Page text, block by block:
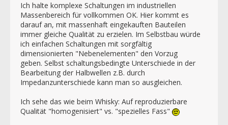
Ich halte komplexe Schaltungen im industriellen
Massenbereich für vollkommen OK. Hier kommt es
darauf an, mit massenhaft eingekauften Bauteilen
immer gleiche Qualität zu erzielen. Im Selbstbau würde
ich einfachen Schaltungen mit sorgfältig
dimensionierten "Nebenelementen" den Vorzug
geben. Selbst schaltungsbedingte Unterschiede in der
Bearbeitung der Halbwellen z.B. durch
Impedanzunterschiede kann man so ausgleichen.
Ich sehe das wie beim Whisky: Auf reproduzierbare
Qualität "homogenisiert" vs. "spezielles Fass"